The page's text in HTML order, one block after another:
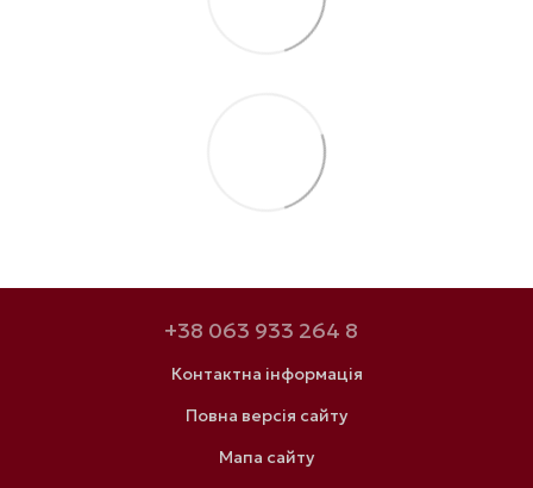
+38 063 933 264 8
Контактна інформація
Повна версія сайту
Мапа сайту